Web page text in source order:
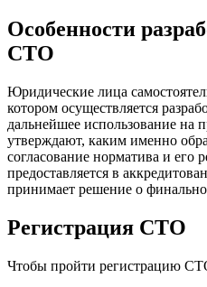
Особенности
СТО
Юридические лица
котором осуществляется
дальнейшее использование на
утверждают, каким именно
согласование норматива и его
предоставляется в
принимает решение о
Регистрация СТО
Чтобы пройти регистрацию